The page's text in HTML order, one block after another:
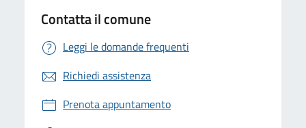
Contatta il comune
Leggi le domande frequenti
Richiedi assistenza
Prenota appuntamento